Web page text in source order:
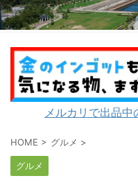
メルカリで出品
HOME > グルメ >
グルメ